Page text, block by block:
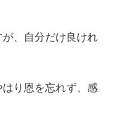
、自分だけ良けれ
り恩を忘れず、感